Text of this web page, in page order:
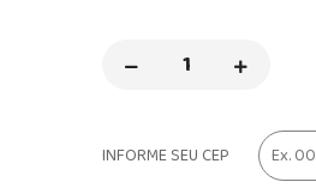
INFORME SEU CEP